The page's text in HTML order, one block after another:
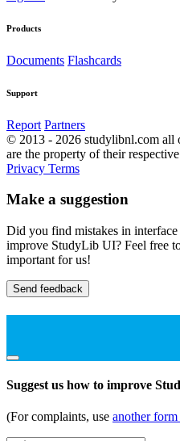
Products
Documents Flashcards
Support
Report Partners
© 2013 - 2026 studylibnl.com all
are the property of their
Privacy Terms
Make a suggestion
Did you find mistakes in
improve StudyLib UI? Feel free
important for us!
Send feedback
Suggest us how to improve
(For complaints, use another form